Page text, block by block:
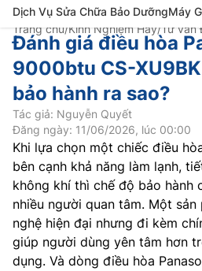
Dịch Vụ Sửa Chữa Bảo DưỡngMáy
Trang chủ/Kinh Nghiệm Hay/Tư vấn
Đánh giá điều hòa
9000btu CS-
bảo hành ra sao?
Tác giả: Nguyễn Quyết
Đăng ngày: 11/06/2026, lúc 00:00
Khi lựa chọn một chiếc điều
bên cạnh khả năng làm lạnh,
không khí thì chế độ bảo hành
nhiều người quan tâm. Một
nghệ hiện đại nhưng đi kèm
giúp người dùng yên tâm hơn
dụng. Và dòng điều hòa